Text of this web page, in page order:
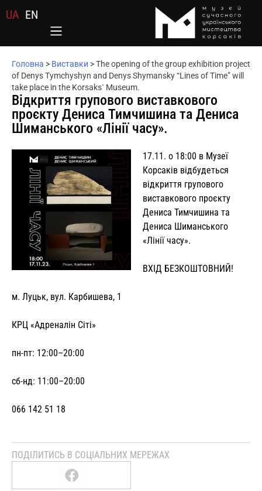
UA EN
Головна > Виставки >The opening of the group exhibition project
of Denys Tymchyshyn and Denys Shymansky “Lines of Time” will
take place in the Korsaks` Museum.
Відкриття групового виставкового
проєкту Дениса Тимчишина та Дениса
Шиманського «Лінії часу».
17.11. о 18:00 в Музеї
Корсаків відбудеться
відкриття групового
виставкового проєкту
Дениса Тимчишина та
Дениса Шиманського
«Лінії часу».
ВХІД БЕЗКОШТОВНИЙ!
м. Луцьк, вул. Карбишева, 1
КРЦ «Адреналін Сіті»
пн-пт: 12:00–20:00
сб-нд: 11:00–20:00
066 142 51 18
ПОДІЛИТИСЬ В СОЦІАЛЬНИХ МЕРЕЖАХ